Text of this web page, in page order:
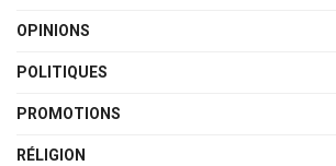
OPINIONS
POLITIQUES
PROMOTIONS
RÉLIGION